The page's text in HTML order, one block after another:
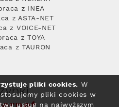
z INEA
z ASTA-NET
z VOICE-NET
z TOYA
z TAURON
pliki cookies. W
pliki cookies w
usług na najwyższym